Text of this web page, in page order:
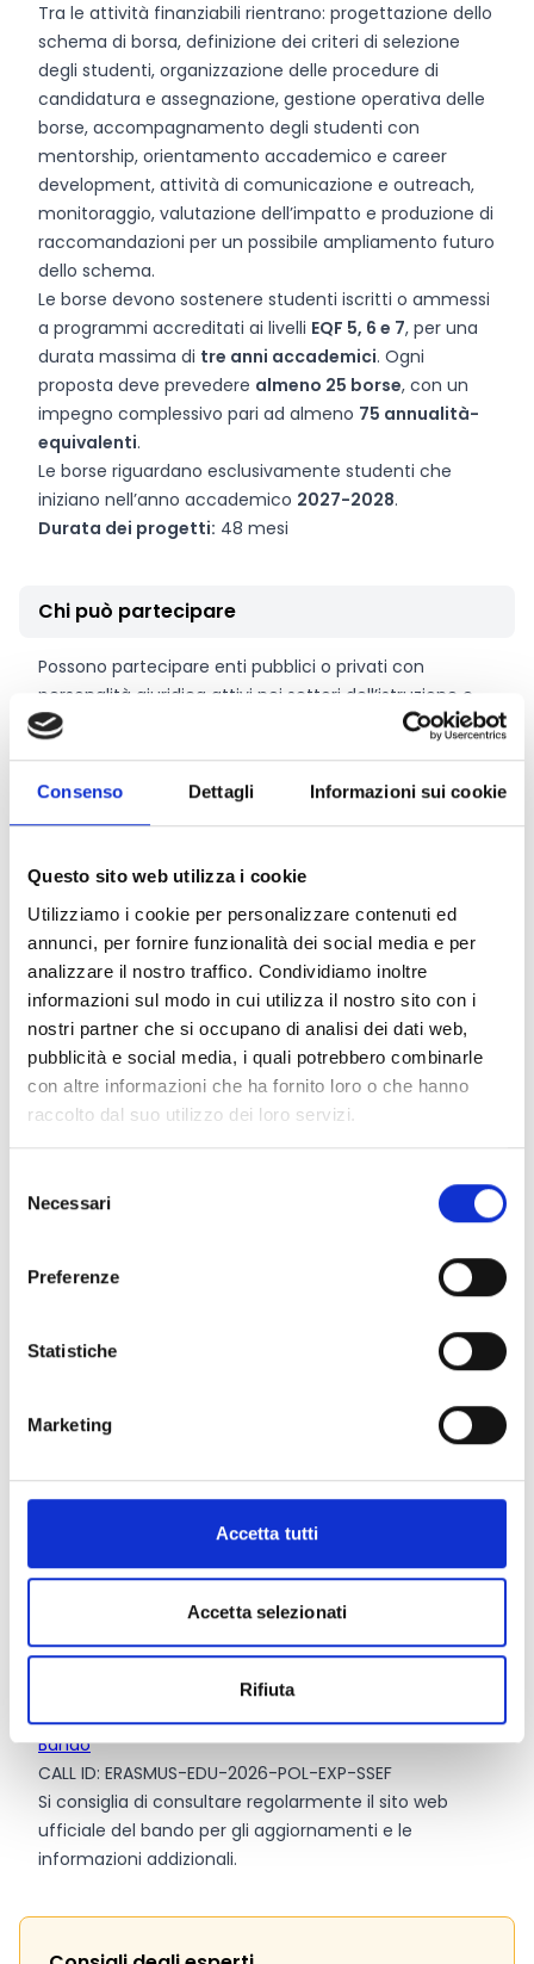
Consenso Dettagli Informazioni sui cookie
Questo sito web utilizza i cookie
Utilizziamo i cookie per personalizzare contenuti ed
annunci, per fornire funzionalità dei social media e per
analizzare il nostro traffico. Condividiamo inoltre
informazioni sul modo in cui utilizza il nostro sito con i
nostri partner che si occupano di analisi dei dati web,
pubblicità e social media, i quali potrebbero combinarle
con altre informazioni che ha fornito loro o che hanno
raccolto dal suo utilizzo dei loro servizi.
delNecessari
Preferenze
Statistiche
Marketing
Accetta tutti
Accetta selezionati
Rifiuta
Tra le attività finanziabili rientrano: progettazione dello
schema di borsa, definizione dei criteri di selezione
degli studenti, organizzazione delle procedure di
candidatura e assegnazione, gestione operativa delle
borse, accompagnamento degli studenti con
mentorship, orientamento accademico e career
development, attività di comunicazione e outreach,
monitoraggio, valutazione dell’impatto e produzione di
raccomandazioni per un possibile ampliamento futuro
dello schema.
Le borse devono sostenere studenti iscritti o ammessi
a programmi accreditati ai livelli EQF 5, 6 e 7, per una
durata massima di tre anni accademici. Ogni
proposta deve prevedere almeno 25 borse, con un
impegno complessivo pari ad almeno 75 annualità-
equivalenti.
Le borse riguardano esclusivamente studenti che
iniziano nell’anno accademico 2027-2028.
Durata dei progetti: 48 mesi
Chi può partecipare
Possono partecipare enti pubblici o privati con
personalità giuridica attivi nei settori dell’istruzione e
formazione, della ricerca e innovazione o del mondo
Erasmus+
: Stati membri UE, Paesi SEE e Paesi associati
elenco Paesi partecipanti
erogano istruzione e formazione professionale
Charter for Higher Education.
Le proposte devono essere presentate da un
consorzio di almeno 4 richiedenticomposto da
almeno 4 istituzioni di istruzione superiore e/o
istituzioni di istruzione e formazione professionale
terziaria, provenienti da 4 diversi Paesi ammissibili.
Possono inoltre essere coinvolti partner associati,
stakeholder e soggetti del mondo produttivo, che
possono contribuire ad esempio offrendo tirocini,
cofinanziamento, ma senza necessariamente
5.000.000 Euro
indicativamente
, con un contributo UE
Si prevede che il 90% della sovvenzione sarà utilizzato
costi di partecipazione.
Link e Documenti
Pagina web per formulari e documenti
Bando
CALL ID: ERASMUS-EDU-2026-POL-EXP-SSEF
Si consiglia di consultare regolarmente il sito web
ufficiale del bando per gli aggiornamenti e le
informazioni addizionali.